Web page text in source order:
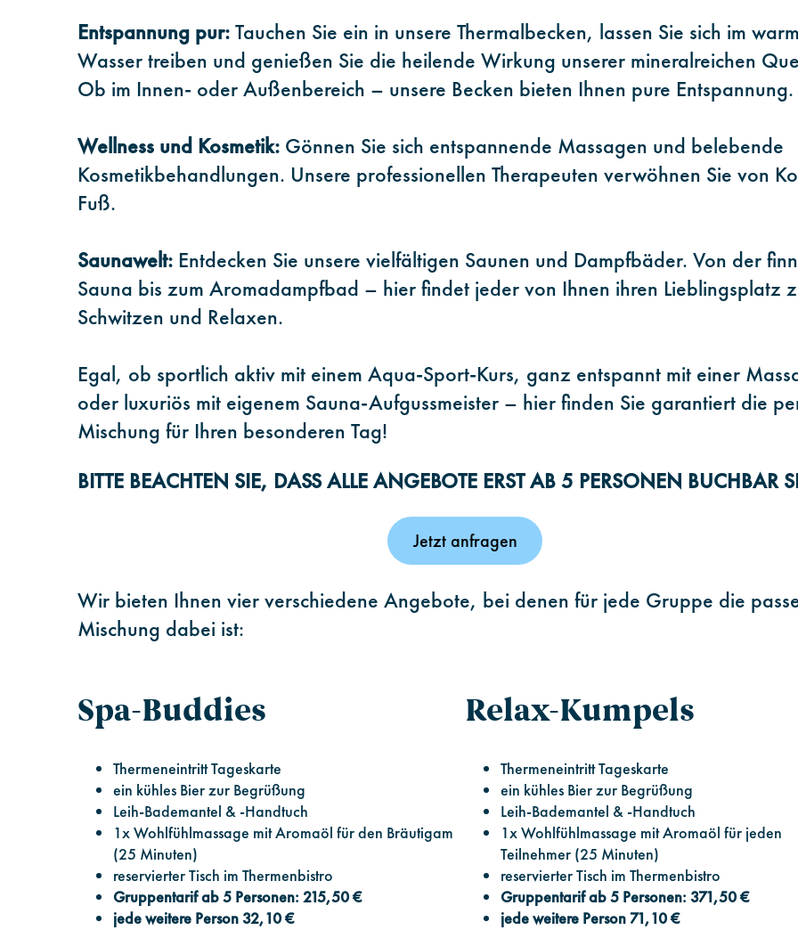
Entspannung pur:Tauchen Sie ein in unsere Thermalbecken, lassen Sie sich im
Wasser treiben und genießen Sie die heilende Wirkung unserer mineralreichen
Ob im Innen- oder Außenbereich – unsere Becken bieten Ihnen pure Entspannung.
Wellness und Kosmetik: Gönnen Sie sich entspannende Massagen und belebende
Kosmetikbehandlungen. Unsere professionellen Therapeuten verwöhnen Sie von
Fuß.
Saunawelt: Entdecken Sie unsere vielfältigen Saunen und Dampfbäder. Von der
Sauna bis zum Aromadampfbad – hier findet jeder von Ihnen ihren Lieblingsplatz
Schwitzen und Relaxen.
Egal, ob sportlich aktiv mit einem Aqua-Sport-Kurs, ganz entspannt mit einer
oder luxuriös mit eigenem Sauna-Aufgussmeister – hier finden Sie garantiert die
Mischung für Ihren besonderen Tag!
BITTE BEACHTEN SIE, DASS ALLE ANGEBOTE ERST AB 5 PERSONEN BUCHBAR
Jetzt anfragen
Wir bieten Ihnen vier verschiedene Angebote, bei denen für jede Gruppe die
Mischung dabei ist:
Spa-Buddies
Thermeneintritt Tageskarte
ein kühles Bier zur Begrüßung
Leih-Bademantel & -Handtuch
1x Wohlfühlmassage mit Aromaöl für den Bräutigam
(25 Minuten)
reservierter Tisch im Thermenbistro
Gruppentarif ab 5 Personen: 215,50 €
jede weitere Person 32,10 €
Relax-Kumpels
Thermeneintritt Tageskarte
ein kühles Bier zur Begrüßung
Leih-Bademantel & -Handtuch
1x Wohlfühlmassage mit Aromaöl für jeden
Teilnehmer (25 Minuten)
reservierter Tisch im Thermenbistro
Gruppentarif ab 5 Personen: 371,50 €
jede weitere Person 71,10 €